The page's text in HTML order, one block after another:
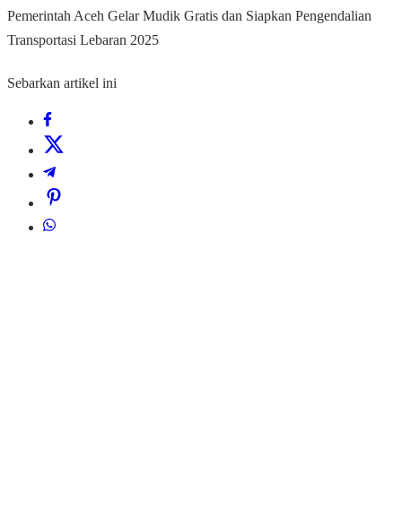
Pemerintah Aceh Gelar Mudik Gratis dan Siapkan Pengendalian
Transportasi Lebaran 2025
Sebarkan artikel ini